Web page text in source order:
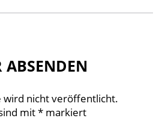
wird nicht veröffentlicht.
mit* markiert